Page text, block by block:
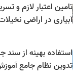
تامین اعتبار لازم و
آبیاری در اراضی
استفاده بهینه از
تدوین نظام جامع